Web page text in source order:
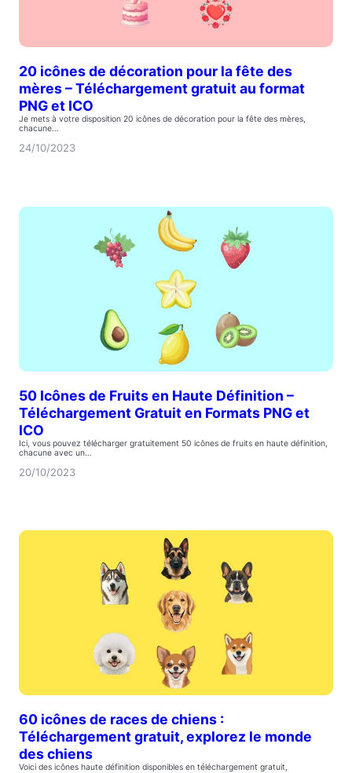
20 icônes de décoration pour la fête des
mères – Téléchargement gratuit au format
PNG et ICO
Je mets à votre disposition 20 icônes de décoration pour la fête des mères,
chacune…
24/10/2023
50 Icônes de Fruits en Haute Définition –
Téléchargement Gratuit en Formats PNG et
ICO
Ici, vous pouvez télécharger gratuitement 50 icônes de fruits en haute définition,
chacune avec un…
20/10/2023
60 icônes de races de chiens :
Téléchargement gratuit, explorez le monde
des chiens
Voici des icônes haute définition disponibles en téléchargement gratuit,